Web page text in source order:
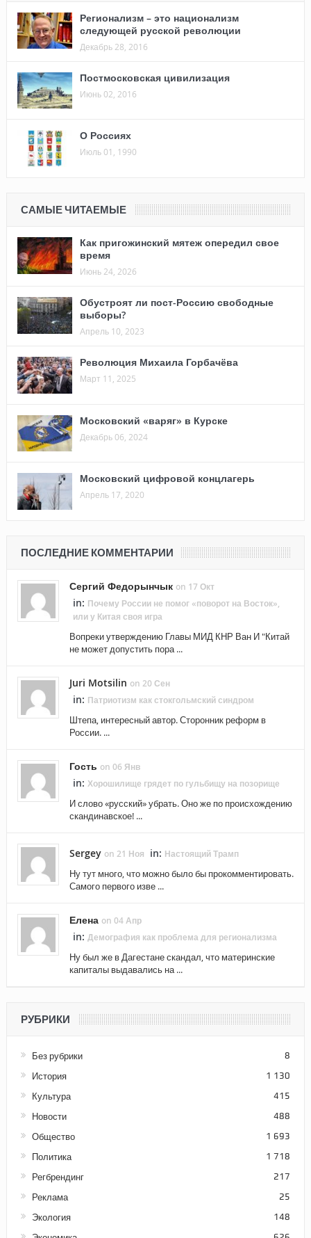
Регионализм – это национализм
следующей русской революции
Декабрь 28, 2016
Постмосковская цивилизация
Июнь 02, 2016
О Россиях
Июль 01, 1990
САМЫЕ ЧИТАЕМЫЕ
Как пригожинский мятеж опередил свое
время
Июнь 24, 2026
Обустроят ли пост-Россию свободные
выборы?
Апрель 10, 2023
Революция Михаила Горбачёва
Март 11, 2025
Московский «варяг» в Курске
Декабрь 06, 2024
Московский цифровой концлагерь
Апрель 17, 2020
ПОСЛЕДНИЕ КОММЕНТАРИИ
Сергий Федорынчык on 17 Окт
in: Почему России не помог «поворот на Восток»,
или у Китая своя игра
Вопреки утверждению Главы МИД КНР Ван И "Китай
не может допустить пора ...
Juri Motsilin on 20 Сен
in: Патриотизм как стокгольмский синдром
Штепа, интересный автор. Сторонник реформ в
России. ...
Гость on 06 Янв
in: Хорошилище грядет по гульбищу на позорище
И слово «русский» убрать. Оно же по происхождению
скандинавское! ...
Sergey on 21 Ноя in: Настоящий Трамп
Ну тут много, что можно было бы прокомментировать.
Самого первого изве ...
Елена on 04 Апр
in: Демография как проблема для регионализма
Ну был же в Дагестане скандал, что материнские
капиталы выдавались на ...
РУБРИКИ
Без рубрики 8
История 1 130
Культура 415
Новости 488
Общество 1 693
Политика 1 718
Регбрендинг 217
Реклама 25
Экология 148